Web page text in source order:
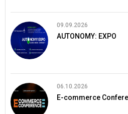
09.09.2026
AUTONOMY: EXPO
06.10.2026
E-commerce